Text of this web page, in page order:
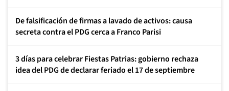
De falsificación de firmas a lavado de activos: causa
secreta contra el PDG cerca a Franco Parisi
3 días para celebrar Fiestas Patrias: gobierno rechaza
idea del PDG de declarar feriado el 17 de septiembre